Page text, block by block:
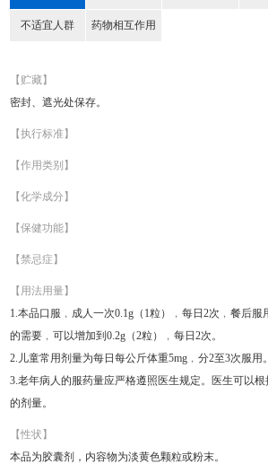
不适宜人群 药物相互作用
【贮藏】
密封、遮光处保存。
【执行标准】
【作用类别】
【化学成分】
【保健功能】
【禁忌症】
【用法用量】
1.本品口服﹐成人一次0.1g（1粒）﹐每日2次﹐餐后
的需要﹐可以增加到0.2g（2粒）﹐每日2次。
2.儿童常用剂量为每日每公斤体重5mg﹐分2至3次服用。
3.老年病人的服药量应严格遵照医生规定。医生可以
的剂量。
【性状】
本品为胶囊剂，内容物为淡黄色颗粒或粉末。